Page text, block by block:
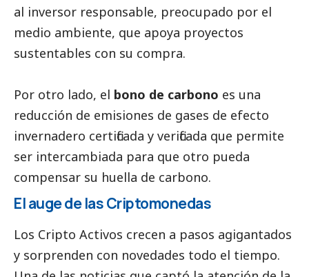
al inversor responsable, preocupado por el
medio ambiente, que apoya proyectos
sustentables con su compra.
Por otro lado, el bono de carbono es una
reducción de emisiones de gases de efecto
invernadero certificada y verificada que permite
ser intercambiada para que otro pueda
compensar su huella de carbono.
El auge de las Criptomonedas
Los Cripto Activos crecen a pasos agigantados
y sorprenden con novedades todo el tiempo.